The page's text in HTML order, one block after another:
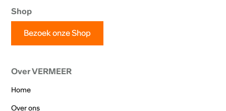
Shop
Bezoek onze Shop
Over VERMEER
Home
Over ons